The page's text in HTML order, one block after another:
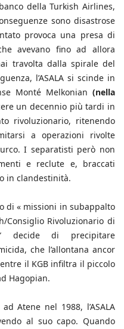
della Turkish Airlines,
sono disastrose
provoca una presa di
avevano fino ad allora
travolta dalla spirale del
l’ASALA si scinde in
Monté Melkonian (nella
un decennio più tardi in
rivoluzionario, ritenendo
a operazioni rivolte
I separatisti però non
e reclute e, braccati
in clandestinità.
di « missioni in subappalto
Consiglio Rivoluzionario di
decide di precipitare
che l’allontana ancor
il KGB infiltra il piccolo
Hagopian.
Atene nel 1988, l’ASALA
al suo capo. Quando